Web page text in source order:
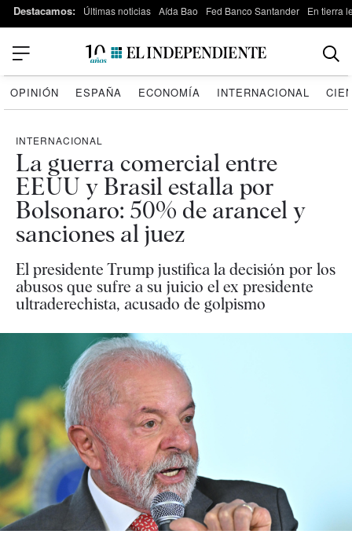
Destacamos: Últimas noticias Aída Bao Fed Banco Santander En tierra
OPINIÓN ESPAÑA ECONOMÍA INTERNACIONAL
INTERNACIONAL
La guerra comercial entre
EEUU y Brasil estalla por
Bolsonaro: 50% de arancel y
sanciones al juez
El presidente Trump justifica la decisión por los
abusos que sufre a su juicio el ex presidente
ultraderechista, acusado de golpismo